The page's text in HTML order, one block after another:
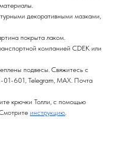
декоративными мазками,
покрыта лаком.
компанией CDEK или
подвесы. Свяжитесь с
601, Telegram, MAX. Почта
крючки Толли, с помощью
инструкцию.